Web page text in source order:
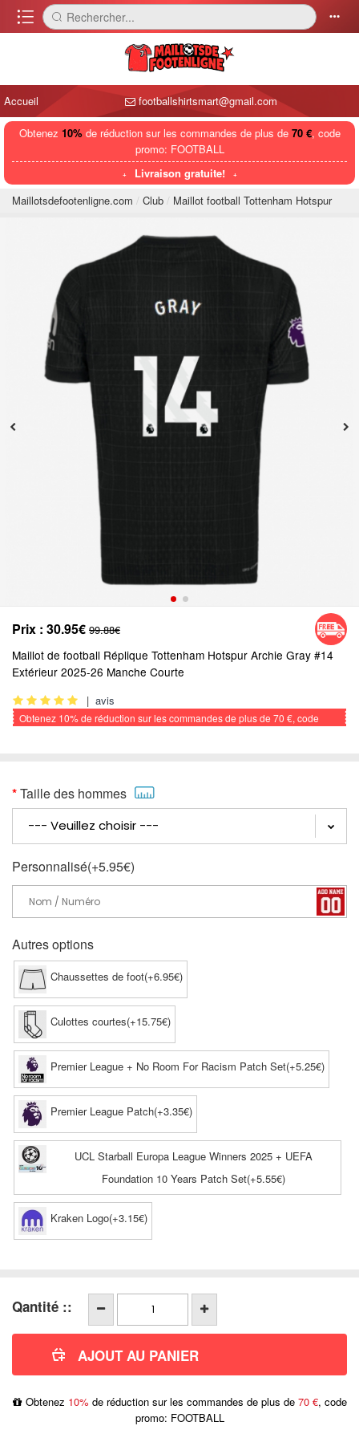
󰈍 󰅼 Rechercher... 󰄒
Accueil footballshirtsmart@gmail.com
Obtenez 10%de réduction sur les commandes de plus de 70 €, code
promo: FOOTBALL
Livraison gratuite!
Maillotsdefootenligne.com
Club Maillot football Tottenham Hotspur
Prix : 30.95€ 99.88€
Maillot de football Réplique Tottenham Hotspur Archie Gray #14
Extérieur 2025-26 Manche Courte
| avis
Obtenez 10%de réduction sur les commandes de plus de 70 €, code
Taille des hommes
Personnalisé(+5.95€)
Autres options
Chaussettes de foot(+6.95€)
Culottes courtes(+15.75€)
Premier League + No Room For Racism Patch Set(+5.25€)
Premier League Patch(+3.35€)
UCL Starball Europa League Winners 2025 + UEFA
Foundation 10 Years Patch Set(+5.55€)
Kraken Logo(+3.15€)
Qantité ::
Obtenez 10% de réduction sur les commandes de plus de 70 €, code
promo: FOOTBALL